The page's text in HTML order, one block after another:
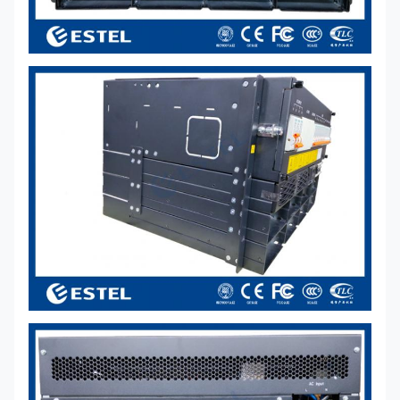
delle batterie
Dispositivi per il
controllo del
LLVD*2: utilizzato
con la scatola di
distribuzione
BLVD:
4*16A/1P+4*10A/1P
SPD in
continuazione
10kA/20kA, 8/20μs
Voltaggio di
85VAC ∼ 300VAC,
con potenza
nominale 220VAC
Efficienza > 96%
Potenza
nominale
3000W
((176~300VAC)